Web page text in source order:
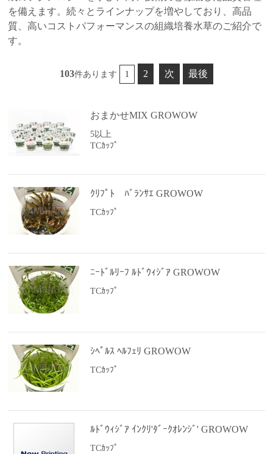
を備えます。続々とラインナップを増やしており、高品
質、高いコストパフォーマンスの組織培養水草のご紹介で
す。
103件あります 1 2 次 最後
おまかせMIX GROWOW
5以上
TCｶｯﾌﾟ
ｸﾘﾌﾟﾄ ﾊﾞﾗﾝｻｴ GROWOW
TCｶｯﾌﾟ
ﾆｰﾄﾞﾙﾘｰﾌ ﾙﾄﾞｳｨｼﾞｱ GROWOW
TCｶｯﾌﾟ
ｼﾍﾟﾙｽ ﾍﾙﾌｪﾘ GROWOW
TCｶｯﾌﾟ
ﾙﾄﾞｳｨｼﾞｱ ｲﾝｸﾘ'ﾀﾞｰｸｵﾚﾝｼﾞ' GROWOW
TCｶｯﾌﾟ